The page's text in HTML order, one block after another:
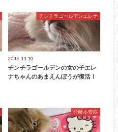
チンチラゴールデンエレナ
2016.11.10
チンチラゴールデンの女の子エレ
ナちゃんのあまえんぼうが復活！
分離不安症